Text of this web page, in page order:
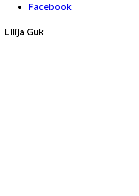
Facebook
Lilija Guk